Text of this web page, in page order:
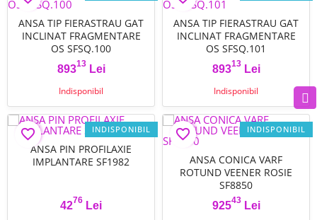
ANSA TIP FIERASTRAU GAT
INCLINAT FRAGMENTARE
OS SFSQ.100
Pret
89313Lei
Indisponibil
ANSA TIP FIERASTRAU GAT
INCLINAT FRAGMENTARE
OS SFSQ.101
Pret
89313Lei
Indisponibil
INDISPONIBIL
ANSA PIN PROFILAXIE
IMPLANTARE SF1982
Pret
4276 Lei
favorite_border INDISPONIBIL
ANSA CONICA VARF
ROTUND VEENER ROSIE
SF8850
Pret
92543Lei
favorite_border